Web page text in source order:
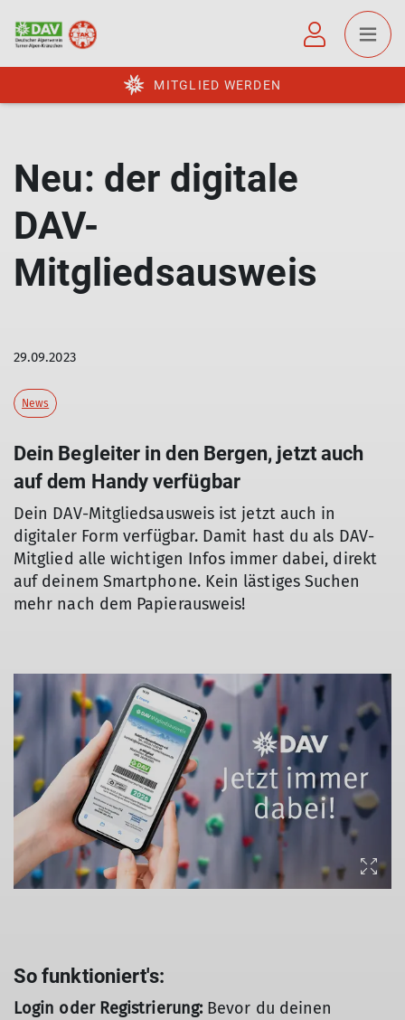
MITGLIED WERDEN
Neu: der digitale
DAV-
Mitgliedsausweis
29.09.2023
News
Dein Begleiter in den Bergen, jetzt auch
auf dem Handy verfügbar
Dein DAV-Mitgliedsausweis ist jetzt auch in
digitaler Form verfügbar. Damit hast du als DAV-
Mitglied alle wichtigen Infos immer dabei, direkt
auf deinem Smartphone. Kein lästiges Suchen
mehr nach dem Papierausweis!
So funktioniert's:
Login oder Registrierung: Bevor du deinen